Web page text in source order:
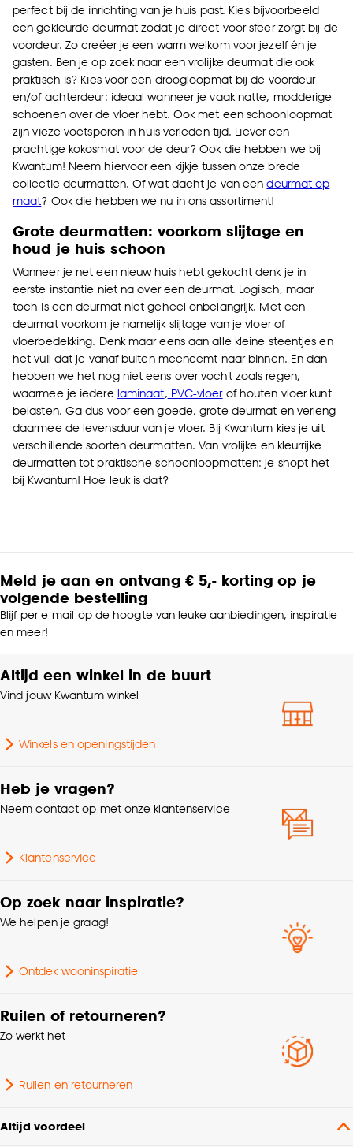
perfect bij de inrichting van je huis past. Kies bijvoorbeeld
een gekleurde deurmat zodat je direct voor sfeer zorgt bij de
voordeur. Zo creëer je een warm welkom voor jezelf én je
gasten. Ben je op zoek naar een vrolijke deurmat die ook
praktisch is? Kies voor een droogloopmat bij de voordeur
en/of achterdeur: ideaal wanneer je vaak natte, modderige
schoenen over de vloer hebt. Ook met een schoonloopmat
zijn vieze voetsporen in huis verleden tijd. Liever een
prachtige kokosmat voor de deur? Ook die hebben we bij
Kwantum! Neem hiervoor een kijkje tussen onze brede
collectie deurmatten. Of wat dacht je van eendeurmat op
maat? Ook die hebben we nu in ons assortiment!
Grote deurmatten: voorkom slijtage en
houd je huis schoon
Wanneer je net een nieuw huis hebt gekocht denk je in
eerste instantie niet na over een deurmat. Logisch, maar
toch is een deurmat niet geheel onbelangrijk. Met een
deurmat voorkom je namelijk slijtage van je vloer of
vloerbedekking. Denk maar eens aan alle kleine steentjes en
het vuil dat je vanaf buiten meeneemt naar binnen. En dan
hebben we het nog niet eens over vocht zoals regen,
waarmee je iedere laminaat, PVC-vloerof houten vloer kunt
belasten. Ga dus voor een goede, grote deurmat en verleng
daarmee de levensduur van je vloer. Bij Kwantum kies je uit
verschillende soorten deurmatten. Van vrolijke en kleurrijke
deurmatten tot praktische schoonloopmatten: je shopt het
bij Kwantum! Hoe leuk is dat?
Meld je aan en ontvang € 5,- korting op je
volgende bestelling
Blijf per e-mail op de hoogte van leuke aanbiedingen, inspiratie
en meer!
Altijd een winkel in de buurt
Vind jouw Kwantum winkel
Winkels en openingstijden
Heb je vragen?
Neem contact op met onze klantenservice
Klantenservice
Op zoek naar inspiratie?
We helpen je graag!
Ontdek wooninspiratie
Ruilen of retourneren?
Zo werkt het
Ruilen en retourneren
Altijd voordeel